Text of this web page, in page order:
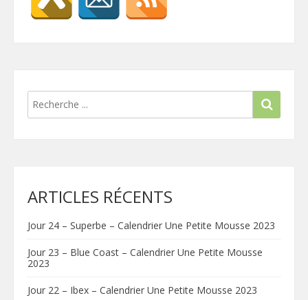
ARTICLES RÉCENTS
Jour 24 – Superbe – Calendrier Une Petite Mousse 2023
Jour 23 – Blue Coast – Calendrier Une Petite Mousse
2023
Jour 22 – Ibex – Calendrier Une Petite Mousse 2023